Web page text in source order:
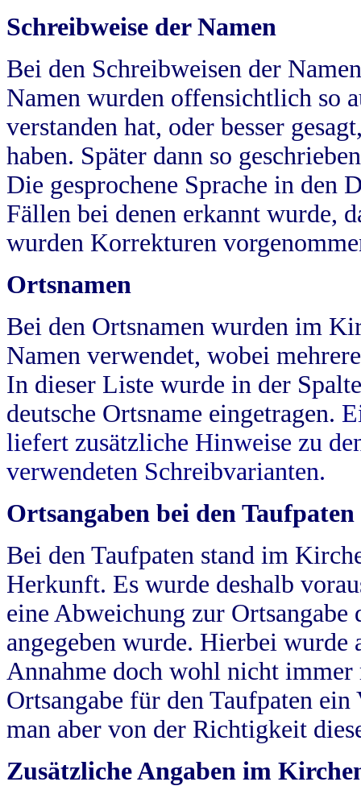
Schreibweise der Namen
Bei den Schreibweisen der
Namen wurden offensichtlich so
verstanden hat, oder besser
haben. Später dann so
Die gesprochene Sprache in
Fällen bei denen erkannt wurde,
wurden Korrekturen
Ortsnamen
Bei den Ortsnamen wurden im
Namen verwendet, wobei
In dieser Liste wurde in der
deutsche Ortsname eingetragen.
liefert zusätzliche Hinweise zu
verwendeten Schreibvarianten.
Ortsangaben bei den Taufpaten
Bei den Taufpaten stand im
Herkunft. Es wurde deshalb
eine Abweichung zur
angegeben wurde. Hierbei wurde
Annahme doch wohl nicht
Ortsangabe für den Taufpaten
man aber von der Richtigkeit
Zusätzliche Angaben im